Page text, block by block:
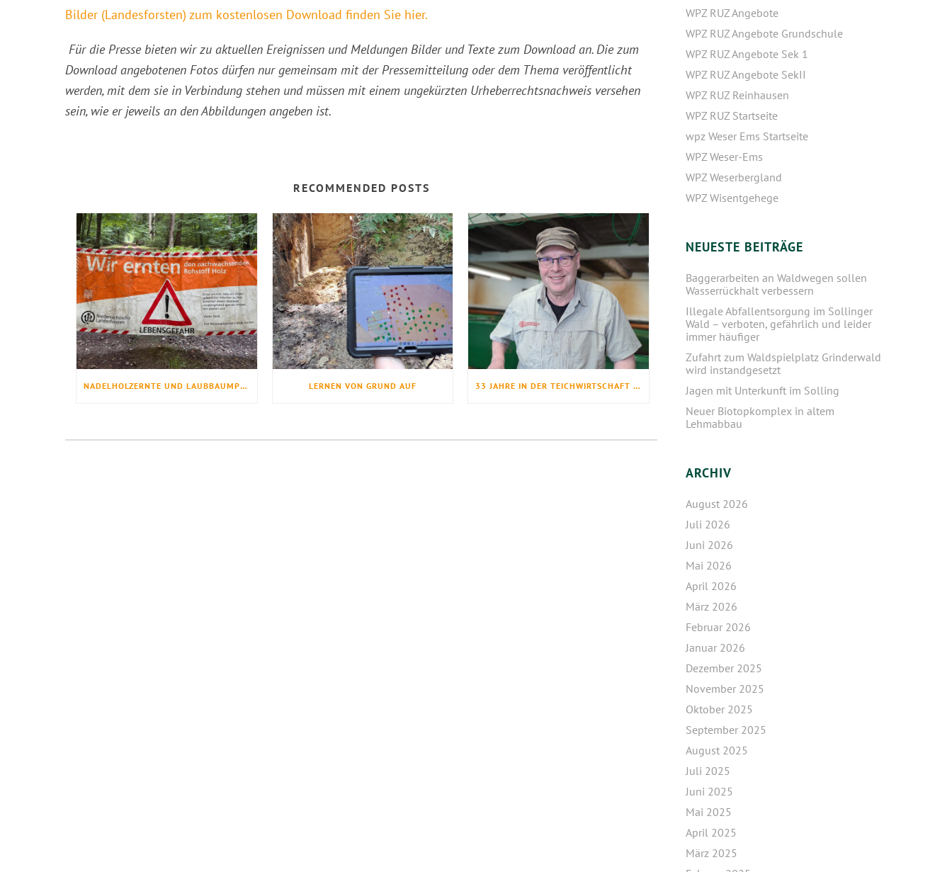
Bilder (Landesforsten) zum kostenlosen Download finden Sie hier.
Für die Presse bieten wir zu aktuellen Ereignissen und Meldungen Bilder und Texte zum Download an. Die zum
Download angebotenen Fotos dürfen nur gemeinsam mit der Pressemitteilung oder dem Thema veröffentlicht
werden, mit dem sie in Verbindung stehen und müssen mit einem ungekürzten Urheberrechtsnachweis versehen
sein, wie er jeweils an den Abbildungen angeben ist.
RECOMMENDED POSTS
NADELHOLZERNTE UND LAUBBAUMPFLANZUNG LERNEN VON GRUND AUF 33 JAHRE IN DER TEICHWIRTSCHAFT AHLHORN DEN TRAUMBERUF GELEBT
WPZ RUZ Angebote
WPZ RUZ Angebote Grundschule
WPZ RUZ Angebote Sek 1
WPZ RUZ Angebote SekII
WPZ RUZ Reinhausen
WPZ RUZ Startseite
wpz Weser Ems Startseite
WPZ Weser-Ems
WPZ Weserbergland
WPZ Wisentgehege
NEUESTE BEITRÄGE
Baggerarbeiten an Waldwegen sollen
Wasserrückhalt verbessern
Illegale Abfallentsorgung im Sollinger
Wald – verboten, gefährlich und leider
immer häufiger
Zufahrt zum Waldspielplatz Grinderwald
wird instandgesetzt
Jagen mit Unterkunft im Solling
Neuer Biotopkomplex in altem
Lehmabbau
ARCHIV
August 2026
Juli 2026
Juni 2026
Mai 2026
April 2026
März 2026
Februar 2026
Januar 2026
Dezember 2025
November 2025
Oktober 2025
September 2025
August 2025
Juli 2025
Juni 2025
Mai 2025
April 2025
März 2025